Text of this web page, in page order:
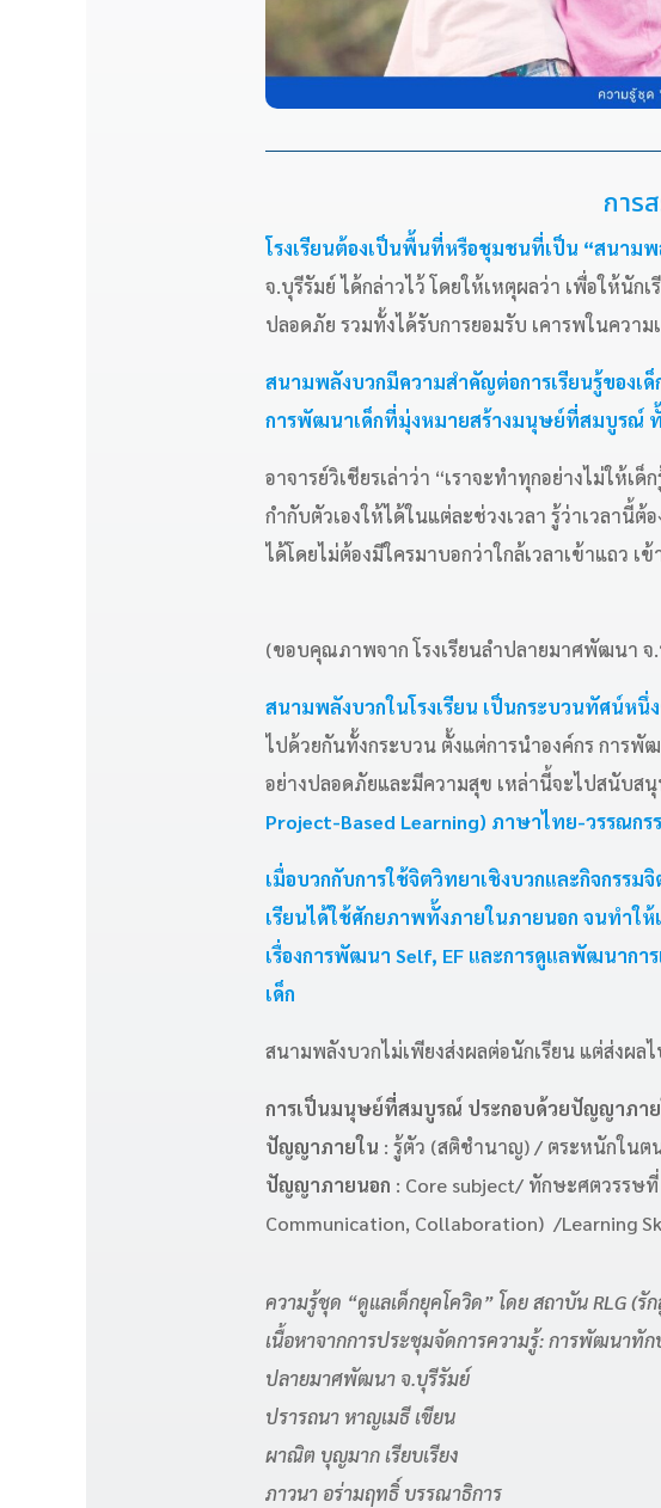
การ
โรงเรียนต้องเป็นพื้นที่หรือชุมชนที่เป็น “สนามพ
จ.บุรีรัมย์ ได้กล่าวไว้ โดยให้เหตุผลว่า เพื่อให้นั
ปลอดภัย รวมทั้งได้รับการยอมรับ เคารพในคว
สนามพลังบวกมีความสำคัญต่อการเรียนรู้ของเด็
การพัฒนาเด็กที่มุ่งหมายสร้างมนุษย์ที่สมบูรณ์
อาจารย์วิเชียรเล่าว่า “เราจะทำทุกอย่างไม่ให้เ
กำกับตัวเองให้ได้ในแต่ละช่วงเวลา รู้ว่าเวลานี้
ได้โดยไม่ต้องมีใครมาบอกว่าใกล้เวลาเข้าแถว เข้
(ขอบคุณภาพจาก โรงเรียนลำปลายมาศพัฒนา จ
สนามพลังบวกในโรงเรียน เป็นกระบวนทัศน์ห
ไปด้วยกันทั้งกระบวน ตั้งแต่การนำองค์กร การพั
อย่างปลอดภัยและมีความสุข เหล่านี้จะไปสนับส
Project-Based Learning) ภาษาไทย-วรรณก
เมื่อบวกกับการใช้จิตวิทยาเชิงบวกและกิจกรร
เรียนได้ใช้ศักยภาพทั้งภายในภายนอก จนทำให้
เรื่องการพัฒนา Self, EF และการดูแลพัฒนากา
เด็ก
สนามพลังบวกไม่เพียงส่งผลต่อนักเรียน แต่ส่งผล
การเป็นมนุษย์ที่สมบูรณ์ ประกอบด้วยปัญญาภา
ปัญญาภายใน : รู้ตัว (สติชำนาญ) / ตระหนักในต
ปัญญาภายนอก : Core subject/ ทักษะศตวรรษ
Communication, Collaboration) /Learning
ความรู้ชุด “ดูแลเด็กยุคโควิด” โดย สถาบัน RLG (รั
เนื้อหาจากการประชุมจัดการความรู้: การพัฒนาทั
ปลายมาศพัฒนา จ.บุรีรัมย์
ปรารถนา หาญเมธี เขียน
ผาณิต บุญมาก เรียบเรียง
ภาวนา อร่ามฤทธิ์ บรรณาธิการ